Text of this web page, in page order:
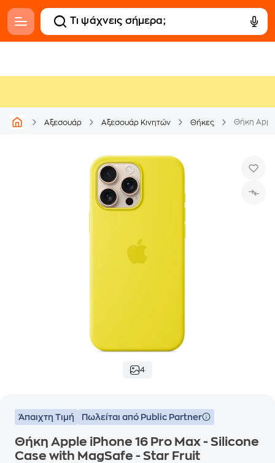
Αξεσουάρ Αξεσουάρ Κινητών Θήκες
4
Άπαιχτη Τιμή Πωλείται από Public Partner
Θήκη Apple iPhone 16 Pro Max - Silicone
Case with MagSafe - Star Fruit